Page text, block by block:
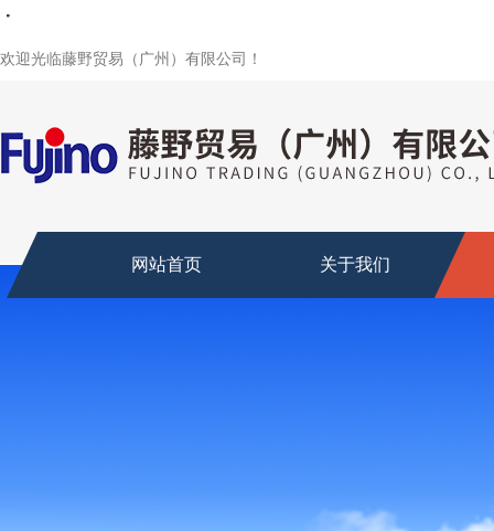
欢迎光临藤野贸易（广州）有限公司！
网站首页 关于我们
・・・・・・・